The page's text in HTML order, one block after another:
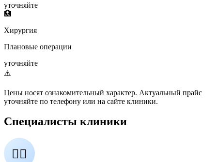
уточняйте
🏥
Хирургия
Плановые операции
уточняйте
⚠️
Цены носят ознакомительный характер. Актуальный прайс
уточняйте по телефону или на сайте клиники.
Специалисты клиники
👨‍⚕️